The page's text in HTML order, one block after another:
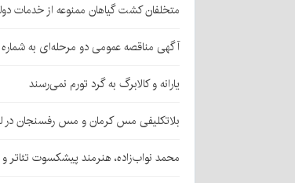
متخلفان کشت گیاهان ممنوعه از خدمات
آگهی مناقصه عمومی دو مرحله‌ای به شماره ۰۵-۱۴۰۵ (تجدید اول)
یارانه و کالابرگ به گرد تورم نمی‌رسند
بلاتکلیفی مس کرمان و مس رفسنجان
محمد نواب‌زاده، هنرمند پیشکسوت